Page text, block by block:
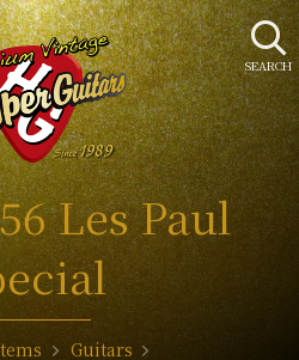
Les Paul
Guitars
SEARCH